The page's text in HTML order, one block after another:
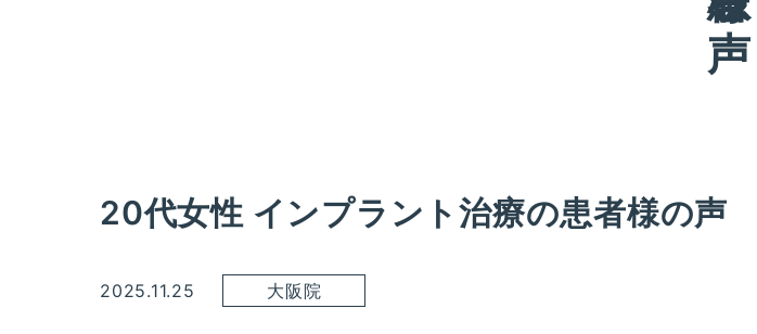
20代女性 インプラント治療の患者様の声
2025.11.25 大阪院